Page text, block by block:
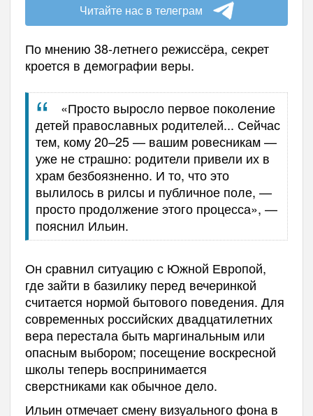
Читайте нас в телеграм
По мнению 38-летнего режиссёра, секрет
кроется в демографии веры.
«Просто выросло первое поколение
детей православных родителей... Сейчас
тем, кому 20–25 — вашим ровесникам —
уже не страшно: родители привели их в
храм безбоязненно. И то, что это
вылилось в рилсы и публичное поле, —
просто продолжение этого процесса», —
пояснил Ильин.
Он сравнил ситуацию с Южной Европой,
где зайти в базилику перед вечеринкой
считается нормой бытового поведения. Для
современных российских двадцатилетних
вера перестала быть маргинальным или
опасным выбором; посещение воскресной
школы теперь воспринимается
сверстниками как обычное дело.
Ильин отмечает смену визуального фона в